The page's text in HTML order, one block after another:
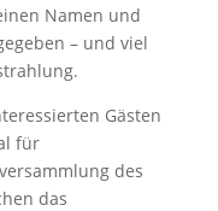
Namen und
– und viel
Gästen
für
des
das